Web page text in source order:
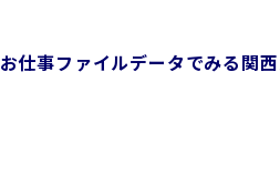
お仕事ファイルデータでみる関